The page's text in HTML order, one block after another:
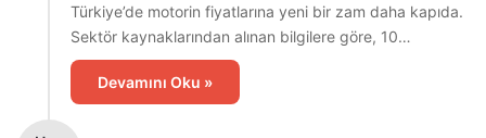
Türkiye’de motorin fiyatlarına yeni bir zam daha kapıda.
Sektör kaynaklarından alınan bilgilere göre, 10…
Devamını Oku »